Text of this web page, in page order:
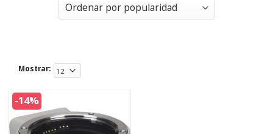
Mostrar:
-14%